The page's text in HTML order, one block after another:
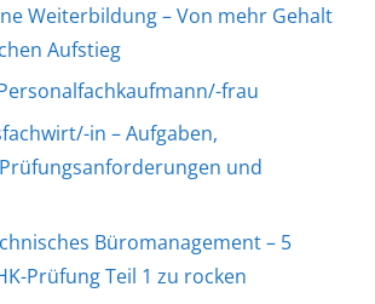
Weiterbildung – Von mehr Gehalt
Aufstieg
frau
in – Aufgaben,
und
Büromanagement – 5
Prüfung Teil 1 zu rocken